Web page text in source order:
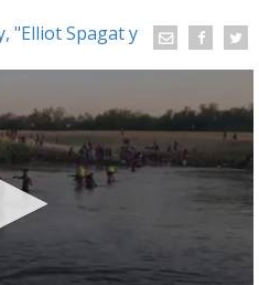
"Elliot Spagat y